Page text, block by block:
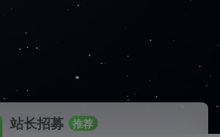
站长招募 推荐